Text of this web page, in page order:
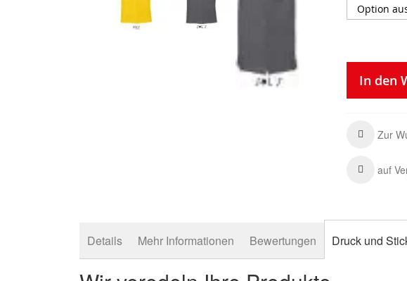
In den
Zur
auf
Details Mehr Informationen Bewertungen Druck und